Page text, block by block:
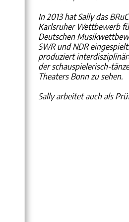
In 2013 hat Sally das
Karlsruher Wettbewerb
Deutschen
SWR und NDR
produziert
der schauspielerisch-
Theaters Bonn zu sehen.
Sally arbeitet auch als